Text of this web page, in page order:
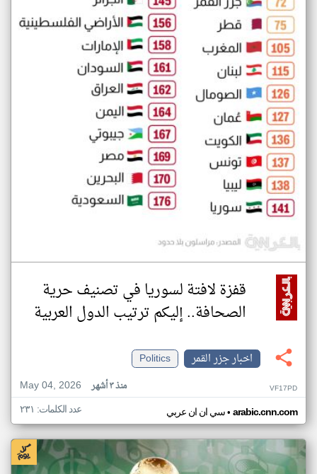
قفزة لافتة لسوريا في تصنيف حرية
الصحافة.. إليكم ترتيب الدول العربية
اخبار جزر القمر
Politics
May 04, 2026
منذ ٣ أشهر VF17PD
سي ان ان عربي• arabic.cnn.com عدد الكلمات: ٢٣١